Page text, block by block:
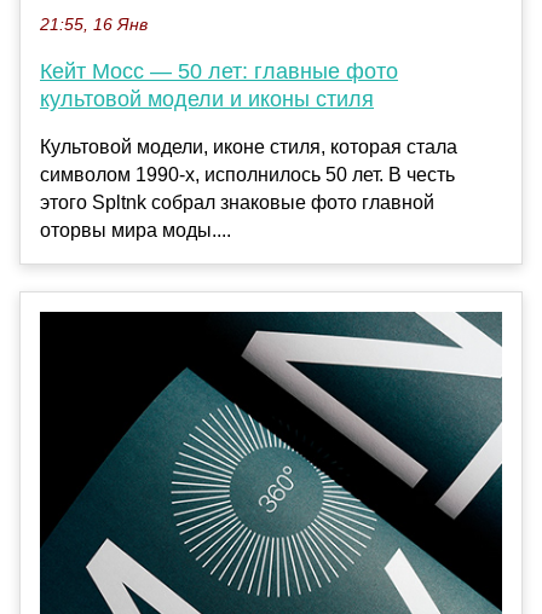
21:55, 16 Янв
Кейт Мосс — 50 лет: главные фото
культовой модели и иконы стиля
Культовой модели, иконе стиля, которая стала
символом 1990-х, исполнилось 50 лет. В честь
этого Spltnk собрал знаковые фото главной
оторвы мира моды....